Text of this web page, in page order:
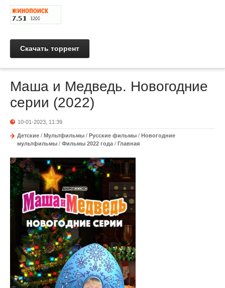
Скачать торрент
Маша и Медведь. Новогодние
серии (2022)
10-01-2023, 11:39
Детские / Мультфильмы / Русские фильмы / Новогодние
мультфильмы / Фильмы 2022 года / Главная